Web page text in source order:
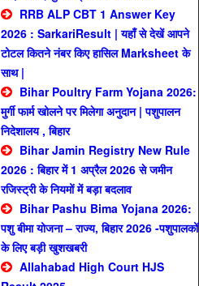
RRB ALP CBT 1 Answer Key
2026 : SarkariResult | यहाँ से देखें आपने
टोटल कितने नंबर किए हासिल Marksheet के
साथ |
Bihar Poultry Farm Yojana 2026:
मुर्गी फार्म खोलने पर मिलेगा अनुदान | पशुपालन
निदेशालय , बिहार
Bihar Jamin Registry New Rule
2026 : बिहार में 1 अप्रैल 2026 से जमीन
रजिस्ट्री के नियमों में बड़ा बदलाव
Bihar Pashu Bima Yojana 2026:
पशु बीमा योजना – राज्य, बिहार 2026 -पशुपालकों
के लिए बड़ी खुशखबरी
Allahabad High Court HJS